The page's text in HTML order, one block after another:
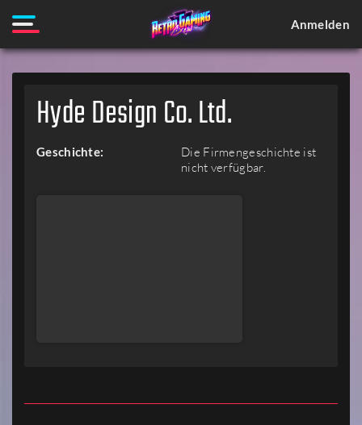
Anmelden
Hyde Design Co. Ltd.
Geschichte:
Die Firmengeschichte ist
nicht verfügbar.